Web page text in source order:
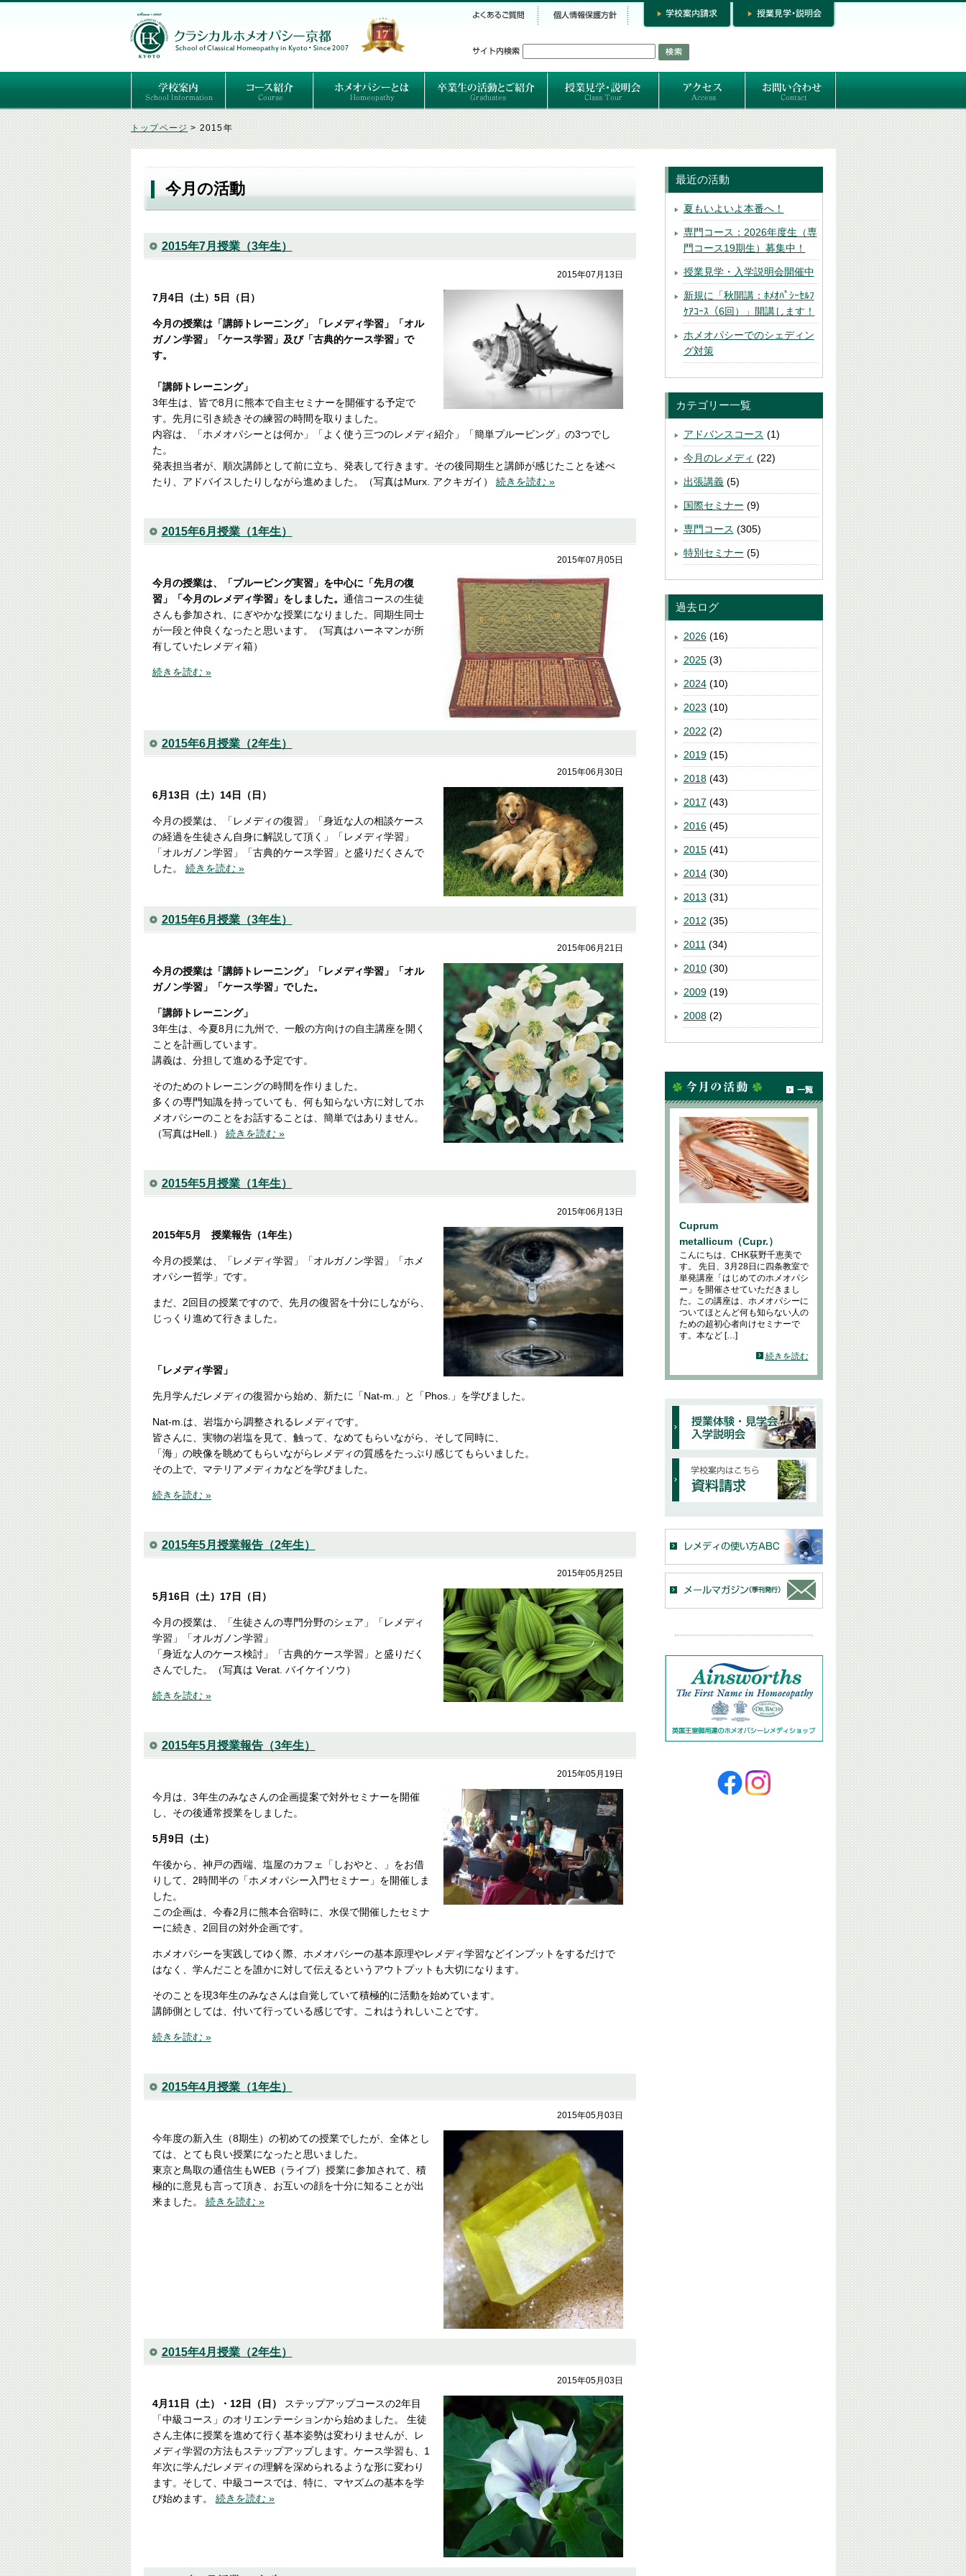
ごあいさつ
３つの基本理念
講師紹介
国際セミナー
ある日の学校生活（写真）
推薦者の声
よくあるご質問
予定表 はじめてのホメオパシー
セルフケアコース
専門コース（4年制）
専門コース（通信）
専門コース編入制度 ホメオパシーとは
クラシカルホメオパシーとは
オルガノンとは
ハーネマンの人生
ハーネマン以後のホメオパス
レメディの使い方ABC 卒業生のご紹介
卒業生の活動 お問い合わせ
専門コースお問い合わせ
専門コース入学お申し込み
個人セッション
トップページ>2015年
今月の活動
2015年7月授業（3年生）
2015年07月13日
7月4日（土）5日（日）
今月の授業は「講師トレーニング」「レメディ学習」「オル
ガノン学習」「ケース学習」及び「古典的ケース学習」で
す。
「講師トレーニング」
3年生は、皆で8月に熊本で自主セミナーを開催する予定で
す。先月に引き続きその練習の時間を取りました。
内容は、「ホメオパシーとは何か」「よく使う三つのレメディ紹介」「簡単プルービング」の3つでし
た。
発表担当者が、順次講師として前に立ち、発表して行きます。その後同期生と講師が感じたことを述べ
たり、アドバイスしたりしながら進めました。（写真はMurx. アクキガイ） 続きを読む »
2015年6月授業（1年生）
2015年07月05日
今月の授業は、「プルービング実習」を中心に「先月の復
習」「今月のレメディ学習」をしました。 通信コースの生徒
さんも参加され、にぎやかな授業になりました。同期生同士
が一段と仲良くなったと思います。（写真はハーネマンが所
有していたレメディ箱）
続きを読む »
2015年6月授業（2年生）
2015年06月30日
6月13日（土）14日（日）
今月の授業は、「レメディの復習」「身近な人の相談ケース
の経過を生徒さん自身に解説して頂く」「レメディ学習」
「オルガノン学習」「古典的ケース学習」と盛りだくさんで
した。 続きを読む »
2015年6月授業（3年生）
2015年06月21日
今月の授業は「講師トレーニング」「レメディ学習」「オル
ガノン学習」「ケース学習」でした。
「講師トレーニング」
3年生は、今夏8月に九州で、一般の方向けの自主講座を開く
ことを計画しています。
講義は、分担して進める予定です。
そのためのトレーニングの時間を作りました。
多くの専門知識を持っていても、何も知らない方に対してホ
メオパシーのことをお話することは、簡単ではありません。
（写真はHell.） 続きを読む »
2015年5月授業（1年生）
2015年06月13日
2015年5月 授業報告（1年生）
今月の授業は、「レメディ学習」「オルガノン学習」「ホメ
オパシー哲学」です。
まだ、2回目の授業ですので、先月の復習を十分にしながら、
じっくり進めて行きました。
「レメディ学習」
先月学んだレメディの復習から始め、新たに「Nat-m.」と「Phos.」を学びました。
Nat-m.は、岩塩から調整されるレメディです。
皆さんに、実物の岩塩を見て、触って、なめてもらいながら、そして同時に、
「海」の映像を眺めてもらいながらレメディの質感をたっぷり感じてもらいました。
その上で、マテリアメディカなどを学びました。
続きを読む »
2015年5月授業報告（2年生）
2015年05月25日
5月16日（土）17日（日）
今月の授業は、「生徒さんの専門分野のシェア」「レメディ
学習」「オルガノン学習」
「身近な人のケース検討」「古典的ケース学習」と盛りだく
さんでした。（写真は Verat. バイケイソウ）
続きを読む »
2015年5月授業報告（3年生）
2015年05月19日
今月は、3年生のみなさんの企画提案で対外セミナーを開催
し、その後通常授業をしました。
5月9日（土）
午後から、神戸の西端、塩屋のカフェ「しおやと、」をお借
りして、2時間半の「ホメオパシー入門セミナー」を開催しま
した。
この企画は、今春2月に熊本合宿時に、水俣で開催したセミナ
ーに続き、2回目の対外企画です。
ホメオパシーを実践してゆく際、ホメオパシーの基本原理やレメディ学習などインプットをするだけで
はなく、学んだことを誰かに対して伝えるというアウトプットも大切になります。
そのことを現3年生のみなさんは自覚していて積極的に活動を始めています。
講師側としては、付いて行っている感じです。これはうれしいことです。
続きを読む »
2015年4月授業（1年生）
2015年05月03日
今年度の新入生（8期生）の初めての授業でしたが、全体とし
ては、とても良い授業になったと思いました。
東京と鳥取の通信生もWEB（ライブ）授業に参加されて、積
極的に意見も言って頂き、お互いの顔を十分に知ることが出
来ました。 続きを読む »
2015年4月授業（2年生）
2015年05月03日
4月11日（土）・12日（日）
ステップアップコースの2年目
「中級コース」のオリエンテーションから始めました。 生徒
さん主体に授業を進めて行く基本姿勢は変わりませんが、レ
メディ学習の方法もステップアップします。ケース学習も、1
年次に学んだレメディの理解を深められるような形に変わり
ます。そして、中級コースでは、特に、マヤズムの基本を学
び始めます。 続きを読む »
最近の活動
夏もいよいよ本番へ！
専門コース：2026年度生（専
門コース19期生）募集中！
授業見学・入学説明会開催中
新規に「秋開講：ﾎﾒｵﾊﾟｼｰｾﾙﾌ
ｹｱｺｰｽ（6回）」開講します！
ホメオパシーでのシェディン
グ対策
カテゴリー一覧
アドバンスコース (1)
今月のレメディ (22)
出張講義(5)
国際セミナー (9)
専門コース (305)
特別セミナー (5)
過去ログ
2026(16)
2025(3)
2024(10)
2023 (10)
2022 (2)
2019(15)
2018(43)
2017 (43)
2016(45)
2015(41)
2014(30)
2013 (31)
2012 (35)
2011 (34)
2010(30)
2009(19)
2008(2)
Cuprum
metallicum（Cupr.）
こんにちは、CHK荻野千恵美で
す。 先日、3月28日に四条教室で
単発講座「はじめてのホメオパシ
ー」を開催させていただきまし
た。この講座は、ホメオパシーに
ついてほとんど何も知らない人の
ための超初心者向けセミナーで
す。本など […]
続きを読む